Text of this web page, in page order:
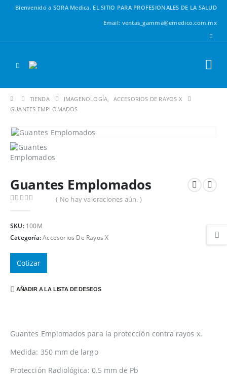
Bienvenido a SORA Medica. EL SITIO PARA PROFESIONALES DE LA SALUD
Email: ventas_gamma@emedico.com.mx
TIENDA IMAGENOLOGÍA,
ACCESORIOS DE RAYOS X
GUANTES EMPLOMADOS
Guantes Emplomados
( No hay valoraciones aún. )
SKU: 100M
Categoría:Accesorios De Rayos X
Cotizar
AÑADIR A LA LISTA DE DESEOS
Guantes Emplomados para la protección contra rayos x.
Medida: 350 mm de largo
Protección Radiológica: 0.5 mm de Pb